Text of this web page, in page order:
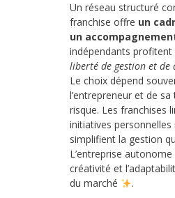
Un réseau structuré
franchise offre un
un
indépendants profitent
liberté de gestion et de
Le choix dépend
l’entrepreneur et de
risque. Les franchises
initiatives personnelles
simplifient la gestion
L’entreprise
créativité et
du marché
.